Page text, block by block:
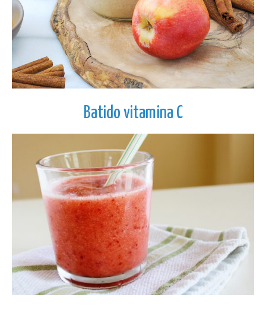
Batido vitamina C